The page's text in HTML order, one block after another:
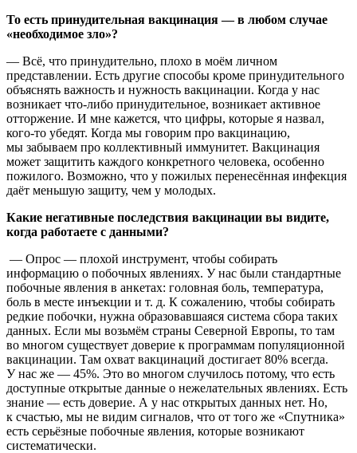
То есть принудительная вакцинация — в любом случае
«необходимое зло»?
— Всё, что принудительно, плохо в моём личном
представлении. Есть другие способы кроме принудительного
объяснять важность и нужность вакцинации. Когда у нас
возникает что-либо принудительное, возникает активное
отторжение. И мне кажется, что цифры, которые я назвал,
кого-то убедят. Когда мы говорим про вакцинацию,
мы забываем про коллективный иммунитет. Вакцинация
может защитить каждого конкретного человека, особенно
пожилого. Возможно, что у пожилых перенесённая инфекция
даёт меньшую защиту, чем у молодых.
Какие негативные последствия вакцинации вы видите,
когда работаете с данными?
— Опрос — плохой инструмент, чтобы собирать
информацию о побочных явлениях. У нас были стандартные
побочные явления в анкетах: головная боль, температура,
боль в месте инъекции и т. д. К сожалению, чтобы собирать
редкие побочки, нужна образовавшаяся система сбора таких
данных. Если мы возьмём страны Северной Европы, то там
во многом существует доверие к программам популяционной
вакцинации. Там охват вакцинаций достигает 80% всегда.
У нас же — 45%. Это во многом случилось потому, что есть
доступные открытые данные о нежелательных явлениях. Есть
знание — есть доверие. А у нас открытых данных нет. Но,
к счастью, мы не видим сигналов, что от того же «Спутника»
есть серьёзные побочные явления, которые возникают
систематически.